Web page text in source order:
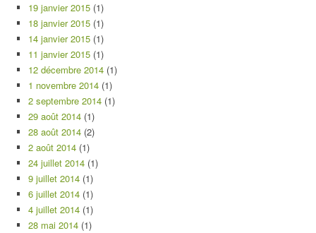
19 janvier 2015 (1)
18 janvier 2015 (1)
14 janvier 2015 (1)
11 janvier 2015 (1)
12 décembre 2014 (1)
1 novembre 2014 (1)
2 septembre 2014 (1)
29 août 2014 (1)
28 août 2014 (2)
2 août 2014 (1)
24 juillet 2014 (1)
9 juillet 2014 (1)
6 juillet 2014 (1)
4 juillet 2014 (1)
28 mai 2014 (1)